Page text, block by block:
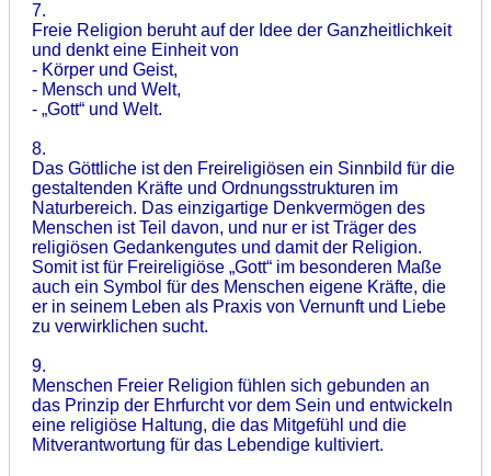
7.
Freie Religion beruht auf der Idee der Ganzheitlichkeit
und denkt eine Einheit von
- Körper und Geist,
- Mensch und Welt,
- „Gott“ und Welt.
8.
Das Göttliche ist den Freireligiösen ein Sinnbild für die
gestaltenden Kräfte und Ordnungsstrukturen im
Naturbereich. Das einzigartige Denkvermögen des
Menschen ist Teil davon, und nur er ist Träger des
religiösen Gedankengutes und damit der Religion.
Somit ist für Freireligiöse „Gott“ im besonderen Maße
auch ein Symbol für des Menschen eigene Kräfte, die
er in seinem Leben als Praxis von Vernunft und Liebe
zu verwirklichen sucht.
9.
Menschen Freier Religion fühlen sich gebunden an
das Prinzip der Ehrfurcht vor dem Sein und entwickeln
eine religiöse Haltung, die das Mitgefühl und die
Mitverantwortung für das Lebendige kultiviert.